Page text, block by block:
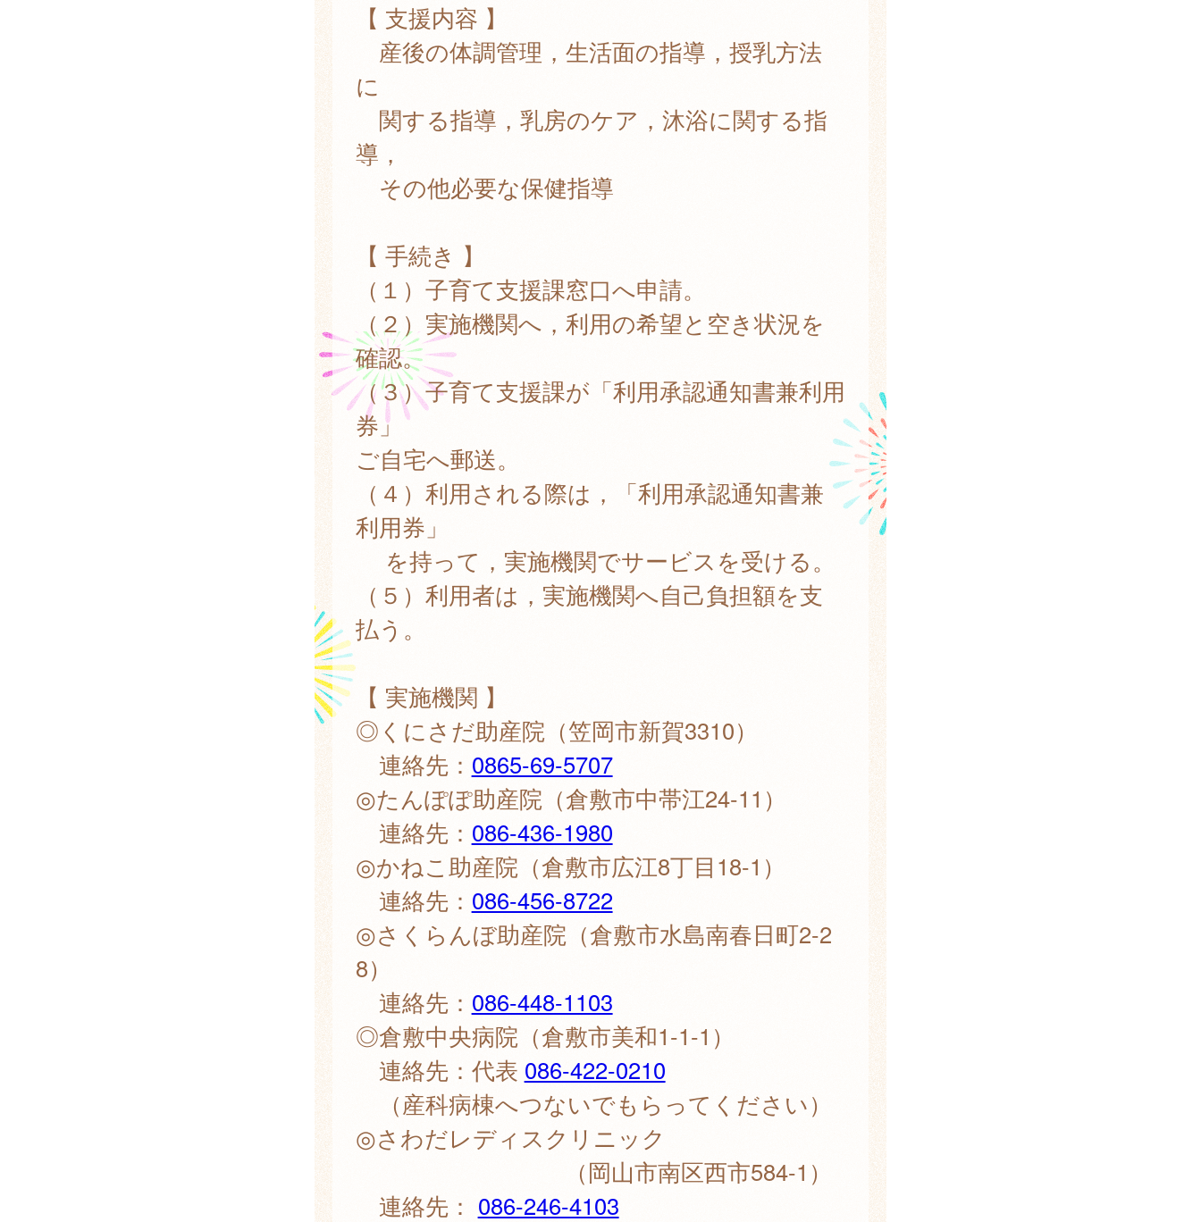
【 支援内容 】
産後の体調管理，生活面の指導，授乳方法
に
関する指導，乳房のケア，沐浴に関する指
導，
その他必要な保健指導
【 手続き 】
（１）子育て支援課窓口へ申請。
（２）実施機関へ，利用の希望と空き状況を
確認。
（３）子育て支援課が「利用承認通知書兼利用
券」
ご自宅へ郵送。
（４）利用される際は，「利用承認通知書兼
利用券」
を持って，実施機関でサービスを受ける。
（５）利用者は，実施機関へ自己負担額を支
払う。
【 実施機関 】
◎くにさだ助産院（笠岡市新賀3310）
連絡先： 0865-69-5707
◎たんぽぽ助産院（倉敷市中帯江24-11）
連絡先： 086-436-1980
◎かねこ助産院（倉敷市広江8丁目18-1）
連絡先： 086-456-8722
◎さくらんぼ助産院（倉敷市水島南春日町2-2
8）
連絡先： 086-448-1103
◎倉敷中央病院（倉敷市美和1-1-1）
連絡先：代表 086-422-0210
（産科病棟へつないでもらってください）
◎さわだレディスクリニック
（岡山市南区西市584-1）
連絡先： 086-246-4103